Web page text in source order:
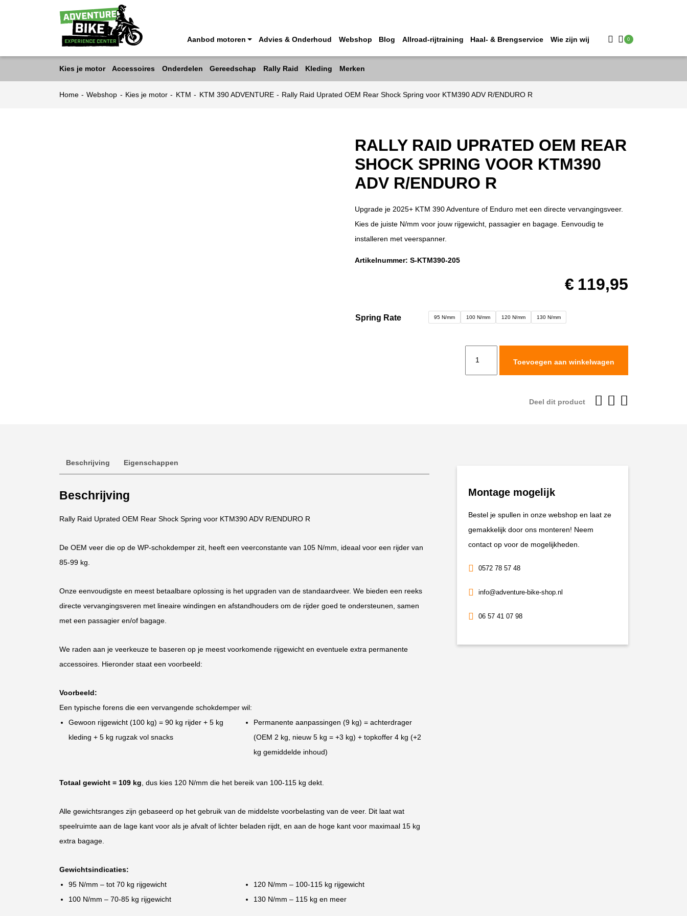
Aanbod motoren Advies & Onderhoud Webshop Blog Allroad-rijtraining Haal- & Brengservice Wie zijn wij 0
Kies je motor Accessoires Onderdelen Gereedschap Rally Raid Kleding Merken
Home - Webshop - Kies je motor - KTM - KTM 390 ADVENTURE - Rally Raid Uprated OEM Rear Shock Spring voor KTM390 ADV R/ENDURO R
RALLY RAID UPRATED OEM REAR
SHOCK SPRING VOOR KTM390
ADV R/ENDURO R
Artikelnummer:S-KTM390-205
Upgrade je 2025+ KTM 390 Adventure of Enduro met een directe vervangingsveer.
Kies de juiste N/mm voor jouw rijgewicht, passagier en bagage. Eenvoudig te
installeren met veerspanner.
€ 119,95
Spring Rate 95 N/mm 100 N/mm 120 N/mm 130 N/mm
R/ENDURO
R
aantal
Toevoegen aan winkelwagen
Deel dit product
Beschrijving Eigenschappen
Beschrijving
Rally Raid Uprated OEM Rear Shock Spring voor KTM390 ADV R/ENDURO R
De OEM veer die op de WP-schokdemper zit, heeft een veerconstante van 105 N/mm, ideaal voor een rijder van
85-99 kg.
Onze eenvoudigste en meest betaalbare oplossing is het upgraden van de standaardveer. We bieden een reeks
directe vervangingsveren met lineaire windingen en afstandhouders om de rijder goed te ondersteunen, samen
met een passagier en/of bagage.
We raden aan je veerkeuze te baseren op je meest voorkomende rijgewicht en eventuele extra permanente
accessoires. Hieronder staat een voorbeeld:
Voorbeeld:
Een typische forens die een vervangende schokdemper wil:
Gewoon rijgewicht (100 kg) = 90 kg rijder + 5 kg
kleding + 5 kg rugzak vol snacks
Permanente aanpassingen (9 kg) = achterdrager
(OEM 2 kg, nieuw 5 kg = +3 kg) + topkoffer 4 kg (+2
kg gemiddelde inhoud)
Totaal gewicht = 109 kg, dus kies 120 N/mm die het bereik van 100-115 kg dekt.
Alle gewichtsranges zijn gebaseerd op het gebruik van de middelste voorbelasting van de veer. Dit laat wat
speelruimte aan de lage kant voor als je afvalt of lichter beladen rijdt, en aan de hoge kant voor maximaal 15 kg
extra bagage.
Gewichtsindicaties:
95 N/mm – tot 70 kg rijgewicht
100 N/mm – 70-85 kg rijgewicht
120 N/mm – 100-115 kg rijgewicht
130 N/mm – 115 kg en meer
Montage mogelijk
Bestel je spullen in onze webshop en laat ze
gemakkelijk door ons monteren! Neem
contact op voor de mogelijkheden.
0572 78 57 48
info@adventure-bike-shop.nl
06 57 41 07 98